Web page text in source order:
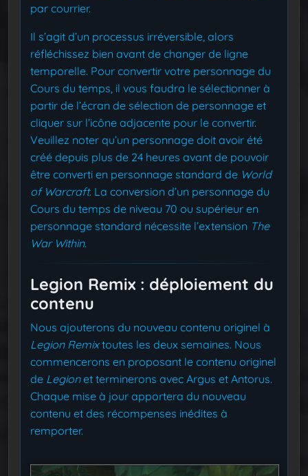
par courrier.
Il s’agit d’un processus irréversible, alors
réfléchissez bien avant de changer de ligne
temporelle. Pour convertir votre personnage du
Cours du temps, il vous faudra le sélectionner à
partir de l’écran de sélection de personnage et
cliquer sur l’icône adjacente pour le convertir.
Veuillez noter qu’un personnage doit avoir été
créé depuis plus de 24 heures avant de pouvoir
être converti en personnage standard de World
of Warcraft. La conversion d’un personnage du
Cours du temps de niveau 70 ou supérieur en
personnage standard nécessite l’extension The
War Within.
Legion Remix : déploiement du
contenu
Nous ajouterons du nouveau contenu originel à
Legion Remixtoutes les deux semaines. Nous
commencerons en proposant le contenu originel
de Legionet terminerons avec Argus et Antorus.
Chaque mise à jour apportera du nouveau
contenu et des récompenses inédites à
remporter.